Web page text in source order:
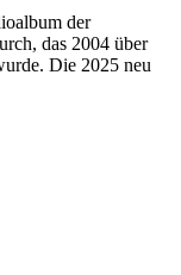
der
das 2004 über
Die 2025 neu